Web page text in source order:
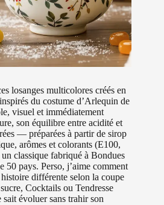
losanges multicolores créés en
du costume d’Arlequin de
visuel et immédiatement
son équilibre entre acidité et
— préparées à partir de sirop
arômes et colorants (E100,
classique fabriqué à Bondues
50 pays. Perso, j’aime comment
différente selon la coupe
Cocktails ou Tendresse
évoluer sans trahir son